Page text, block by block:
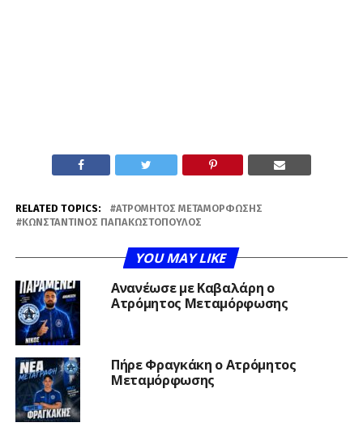
RELATED TOPICS:
ΑΤΡΌΜΗΤΟΣ ΜΕΤΑΜΌΡΦΩΣΗΣ
ΚΩΝΣΤΑΝΤΊΝΟΣ ΠΑΠΑΚΩΣΤΌΠΟΥΛΟΣ
YOU MAY LIKE
Ανανέωσε με Καβαλάρη ο
Ατρόμητος Μεταμόρφωσης
Πήρε Φραγκάκη ο Ατρόμητος
Μεταμόρφωσης